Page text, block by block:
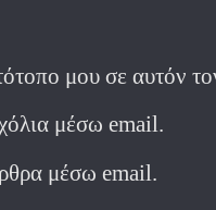
μου σε αυτόν
μέσω email.
μέσω email.